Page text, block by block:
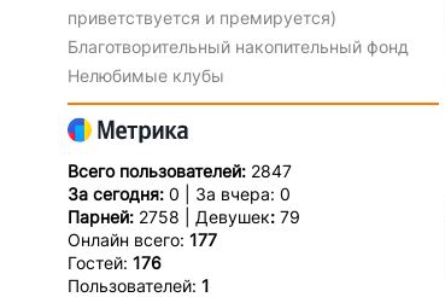
приветствуется и премируется)
Благотворительный накопительный фонд
Нелюбимые клубы
Всего пользователей: 2847
За сегодня: 0 | За вчера: 0
Парней: 2758 | Девушек:79
Онлайн всего: 177
Гостей: 176
Пользователей: 1